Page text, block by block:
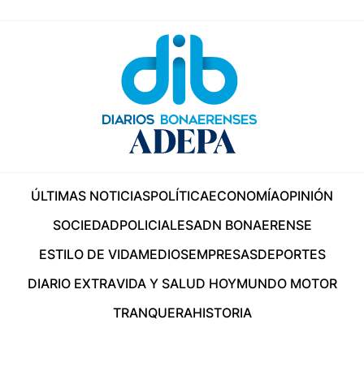
ÚLTIMAS NOTICIASPOLÍTICAECONOMÍAOPINIÓN
SOCIEDADPOLICIALESADN BONAERENSE
ESTILO DE VIDAMEDIOSEMPRESASDEPORTES
DIARIO EXTRAVIDA Y SALUD HOYMUNDO MOTOR
TRANQUERAHISTORIA